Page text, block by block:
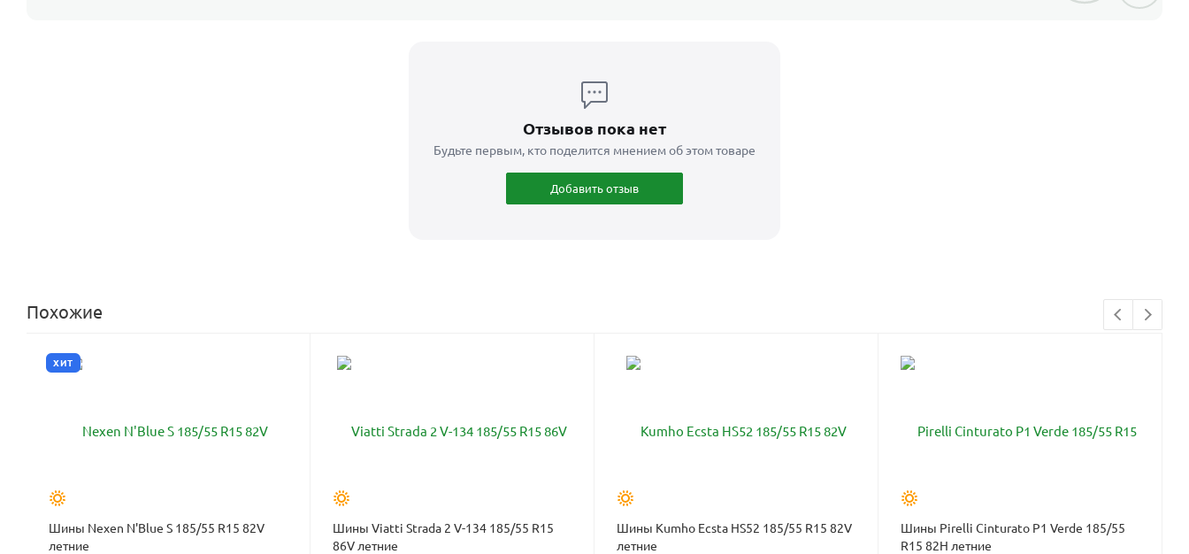
Отзывов пока нет
Будьте первым, кто поделится мнением об этом товаре
Добавить отзыв
Похожие
ХИТ
Шины Nexen N'Blue S 185/55 R15 82V
летние
Шины Viatti Strada 2 V-134 185/55 R15
86V летние
Шины Kumho Ecsta HS52 185/55 R15 82V
летние
Шины Pirelli Cinturato P1 Verde 185/55
R15 82H летние